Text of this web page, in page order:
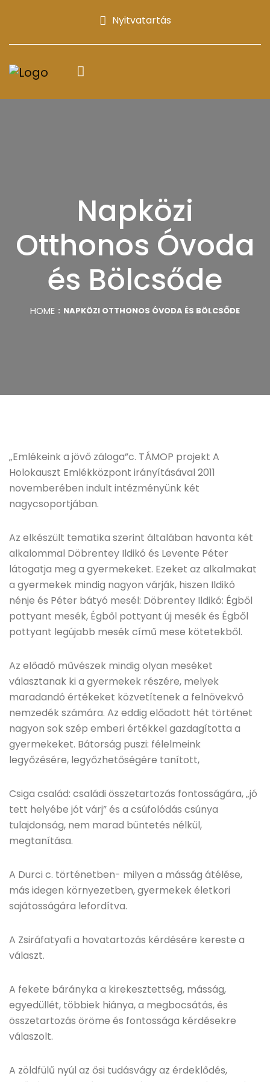
Nyitvatartás
Napközi
Otthonos Óvoda
és Bölcsőde
HOME NAPKÖZI OTTHONOS ÓVODA ÉS BÖLCSŐDE
„Emlékeink a jövő záloga”c. TÁMOP projekt A
Holokauszt Emlékközpont irányításával 2011
novemberében indult intézményünk két
nagycsoportjában.
Az elkészült tematika szerint általában havonta két
alkalommal Döbrentey Ildikó és Levente Péter
látogatja meg a gyermekeket. Ezeket az alkalmakat
a gyermekek mindig nagyon várják, hiszen Ildikó
nénje és Péter bátyó mesél: Döbrentey Ildikó: Égből
pottyant mesék, Égből pottyant új mesék és Égből
pottyant legújabb mesék című mese kötetekből.
Az előadó művészek mindig olyan meséket
választanak ki a gyermekek részére, melyek
maradandó értékeket közvetítenek a felnövekvő
nemzedék számára. Az eddig előadott hét történet
nagyon sok szép emberi értékkel gazdagította a
gyermekeket. Bátorság puszi: félelmeink
legyőzésére, legyőzhetőségére tanított,
Csiga család: családi összetartozás fontosságára, „jó
tett helyébe jót várj” és a csúfolódás csúnya
tulajdonság, nem marad büntetés nélkül,
megtanítása.
A Durci c. történetben- milyen a másság átélése,
más idegen környezetben, gyermekek életkori
sajátosságára lefordítva.
A Zsiráfatyafi a hovatartozás kérdésére kereste a
választ.
A fekete bárányka a kirekesztettség, másság,
egyedüllét, többiek hiánya, a megbocsátás, és
összetartozás öröme és fontossága kérdésekre
válaszolt.
A zöldfülű nyúl az ősi tudásvágy az érdeklődés,